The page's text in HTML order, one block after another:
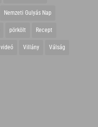
Nemzeti Gulyás Nap
pörkölt Recept
videó Villány Válság